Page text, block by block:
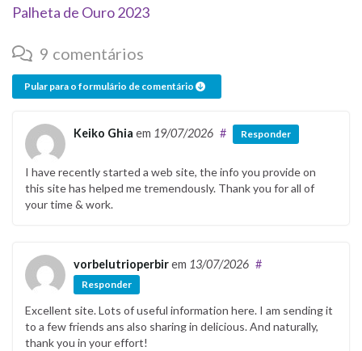
Palheta de Ouro 2023
9 comentários
Pular para o formulário de comentário
Keiko Ghia em 19/07/2026 # Responder
I have recently started a web site, the info you provide on
this site has helped me tremendously. Thank you for all of
your time & work.
vorbelutrioperbirem 13/07/2026 #
Responder
Excellent site. Lots of useful information here. I am sending it
to a few friends ans also sharing in delicious. And naturally,
thank you in your effort!